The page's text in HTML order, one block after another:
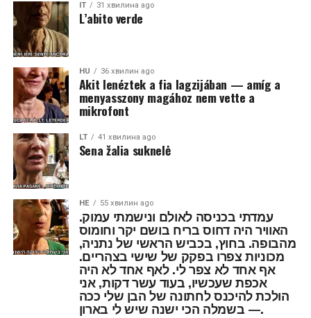
IT 31 хвилина ago
L’abito verde
HU 36 хвилин ago
Akit lenéztek a fia lagzijában — amíg a
menyasszony magához nem vette a
mikrofont
LT 41 хвилина ago
Sena žalia suknelė
HE 55 хвилин ago
עמדתי בכניסה לאולם ונישמתי עמוק.
האוויר היה דחוס בריח בושם יקר וחומוס
מהבופה. בחוץ, בכביש הראשי של נתניה,
מכוניות צפרו בפקק של שישי בצהריים.
אף אחד לא צפר לי. לאף אחד לא היה
אכפת שעכשיו, בעוד עשר דקות, אני
הולכת להיכנס לחתונה של הבן שלי ככה
— בשמלה הכי ישנה שיש לי בארון.